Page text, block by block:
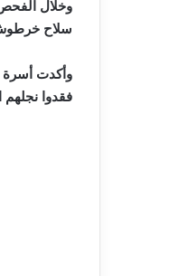
سلاح
وأكدت أسرة
فقدوا